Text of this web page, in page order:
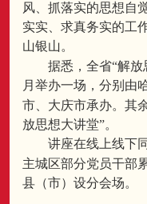
风、抓落实的思想自
实实、求真务实的工
山银山。
据悉，全省“解放
月举办一场，分别由
市、大庆市承办。其
放思想大讲堂”。
讲座在线上线下
主城区部分党员干部
县（市）设分会场。